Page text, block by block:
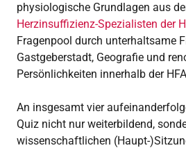
physiologische Grundlagen aus
Herzinsuffizienz-Spezialisten der
Fragenpool durch unterhaltsame
Gastgeberstadt, Geografie und
Persönlichkeiten innerhalb der
An insgesamt vier
Quiz nicht nur weiterbildend,
wissenschaftlichen (Haupt-